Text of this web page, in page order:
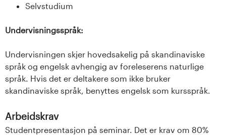
Selvstudium
Undervisningsspråk:
Undervisningen skjer hovedsakelig på skandinaviske
språk og engelsk avhengig av foreleserens naturlige
språk. Hvis det er deltakere som ikke bruker
skandinaviske språk, benyttes engelsk som kursspråk.
Arbeidskrav
Studentpresentasjon på seminar. Det er krav om 80%